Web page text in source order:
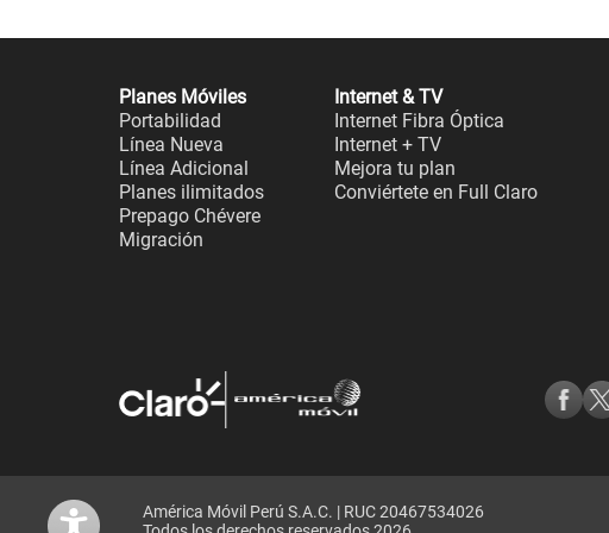
Planes Móviles
Portabilidad
Línea Nueva
Línea Adicional
Planes ilimitados
Prepago Chévere
Migración
Internet & TV
Internet Fibra Óptica
Internet + TV
Mejora tu plan
Conviértete en Full Claro
América Móvil Perú S.A.C. | RUC 20467534026